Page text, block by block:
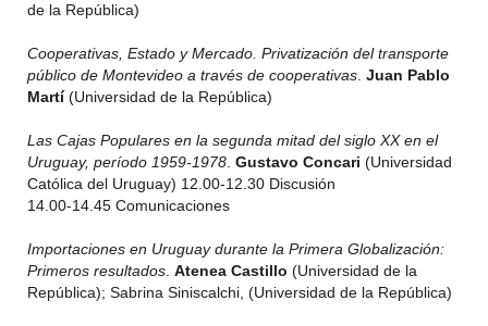
de la República)
Cooperativas, Estado y Mercado. Privatización del transporte
público de Montevideo a través de cooperativas. Juan Pablo
Martí(Universidad de la República)
Las Cajas Populares en la segunda mitad del siglo XX en el
Uruguay, período 1959-1978. Gustavo Concari (Universidad
Católica del Uruguay) 12.00-12.30 Discusión
14.00-14.45 Comunicaciones
Importaciones en Uruguay durante la Primera Globalización:
Primeros resultados. Atenea Castillo (Universidad de la
República); Sabrina Siniscalchi, (Universidad de la República)